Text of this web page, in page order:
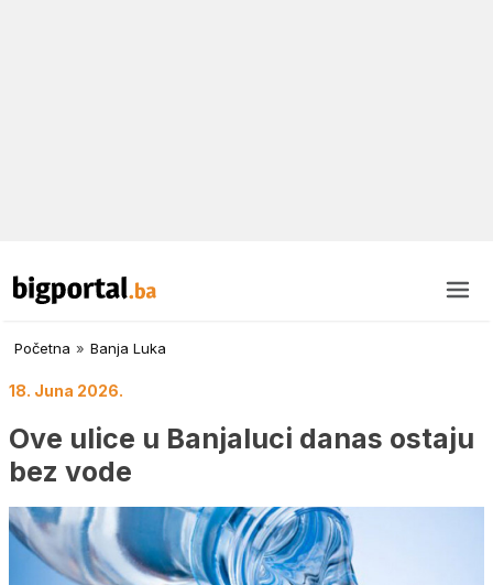
Početna » Banja Luka
18. Juna 2026.
Ove ulice u Banjaluci danas ostaju
bez vode